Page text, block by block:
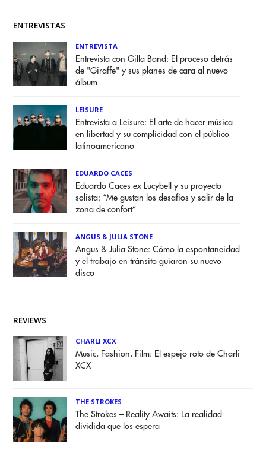
ENTREVISTAS
ENTREVISTA
Entrevista con Gilla Band: El proceso detrás
de "Giraffe" y sus planes de cara al nuevo
álbum
LEISURE
Entrevista a Leisure: El arte de hacer música
en libertad y su complicidad con el público
latinoamericano
EDUARDO CACES
Eduardo Caces ex Lucybell y su proyecto
solista: “Me gustan los desafíos y salir de la
zona de confort”
ANGUS & JULIA STONE
Angus & Julia Stone: Cómo la espontaneidad
y el trabajo en tránsito guiaron su nuevo
disco
REVIEWS
CHARLI XCX
Music, Fashion, Film: El espejo roto de Charli
XCX
THE STROKES
The Strokes – Reality Awaits: La realidad
dividida que los espera